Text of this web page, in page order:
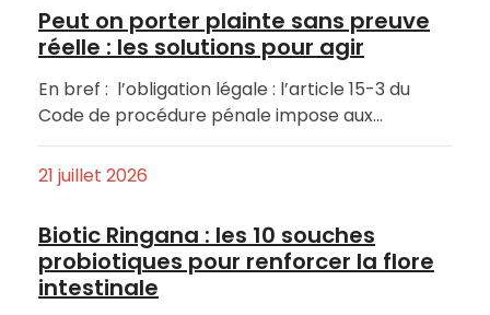
Peut on porter plainte sans preuve
réelle : les solutions pour agir
En bref : l’obligation légale : l’article 15-3 du
Code de procédure pénale impose aux…
21 juillet 2026
Biotic Ringana : les 10 souches
probiotiques pour renforcer la flore
intestinale